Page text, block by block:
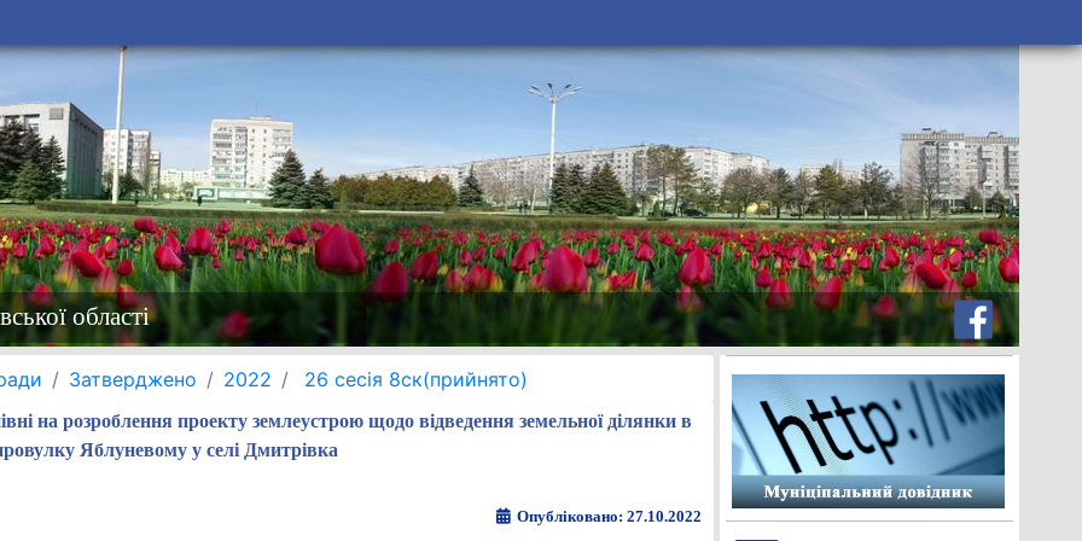
області
Затверджено 2022 26 сесія 8ск(прийнято)
на розроблення проекту землеустрою щодо відведення земельної ділянки в
Яблуневому у селі Дмитрівка
Опубліковано: 27.10.2022